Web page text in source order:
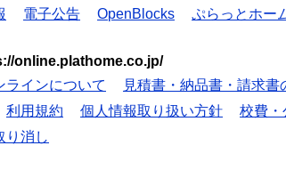
電子公告 OpenBlocks ぷらっとホー
online.plathome.co.jp/
ラインについて 見積書・納品書・請求書
利用規約 個人情報取り扱い方針 校費・
り消し